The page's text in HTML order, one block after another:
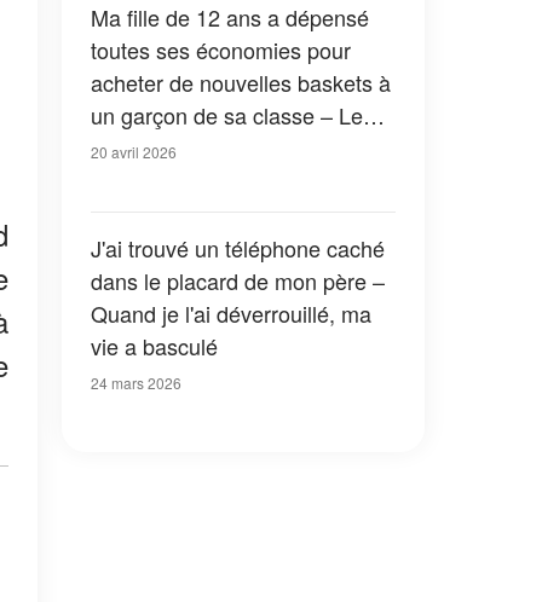
Ma fille de 12 ans a dépensé
toutes ses économies pour
acheter de nouvelles baskets à
un garçon de sa classe – Le
lendemain, le directeur de
20 avril 2026
J'ai trouvé un téléphone caché
dans le placard de mon père –
Quand je l'ai déverrouillé, ma
vie a basculé
24 mars 2026